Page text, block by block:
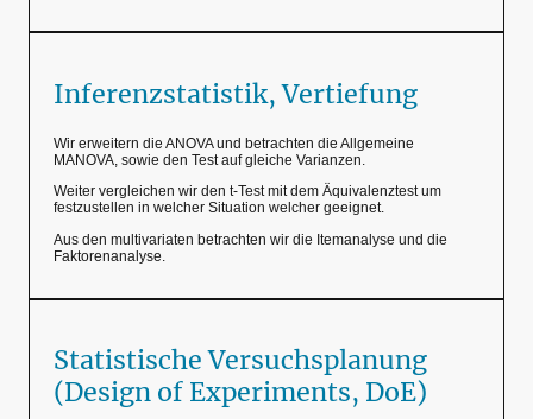
Inferenzstatistik, Vertiefung
Wir erweitern die ANOVA und betrachten die Allgemeine
MANOVA, sowie den Test auf gleiche Varianzen.
Weiter vergleichen wir den t-Test mit dem Äquivalenztest um
festzustellen in welcher Situation welcher geeignet.
Aus den multivariaten betrachten wir die Itemanalyse und die
Faktorenanalyse.
Statistische Versuchsplanung
(Design of Experiments, DoE)